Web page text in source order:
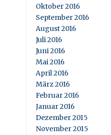
Oktober 2016
September 2016
August 2016
Juli 2016
Juni 2016
Mai 2016
April 2016
März 2016
Februar 2016
Januar 2016
Dezember 2015
November 2015